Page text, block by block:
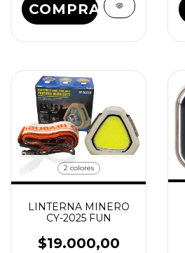
COMPRAR
2 colores
LINTERNA MINERO
CY-2025 FUN
$19.000,00